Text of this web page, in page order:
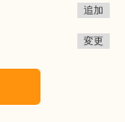
追加
変更